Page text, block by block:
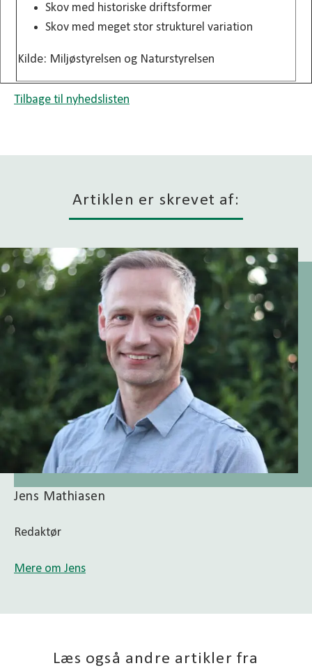
Skov med historiske driftsformer
Skov med meget stor strukturel variation
Kilde: Miljøstyrelsen og Naturstyrelsen
Tilbage til nyhedslisten
Artiklen er skrevet af:
Jens Mathiasen
Redaktør
Mere om Jens
Læs også andre artikler fra